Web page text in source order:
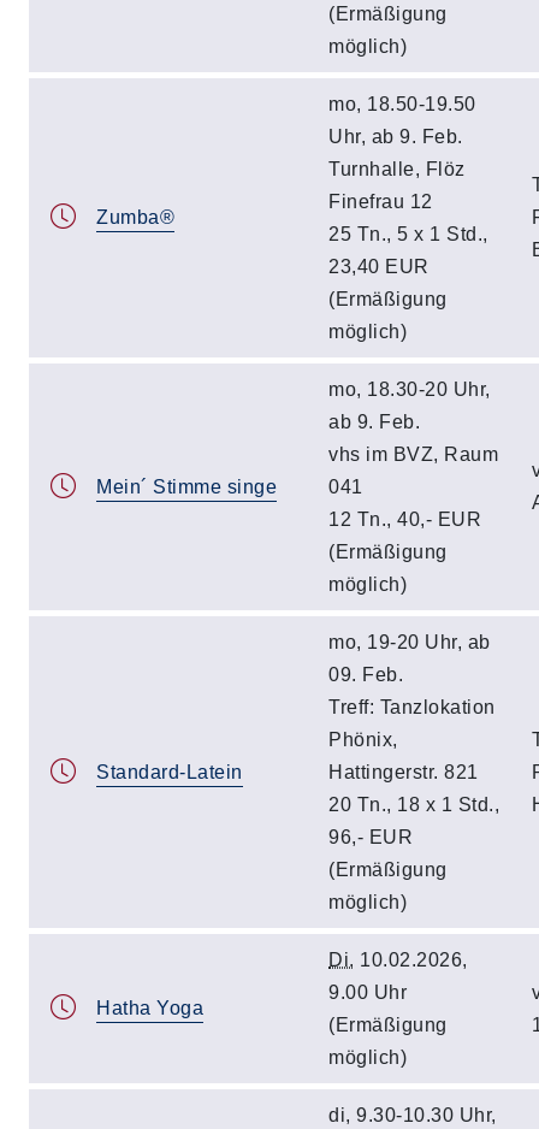
(Ermäßigung
möglich)
Zumba®
mo, 18.50-19.50
Uhr, ab 9. Feb.
Turnhalle, Flöz
Finefrau 12
25 Tn., 5 x 1 Std.,
23,40 EUR
(Ermäßigung
möglich)
Mein´ Stimme singe
mo, 18.30-20 Uhr,
ab 9. Feb.
vhs im BVZ, Raum
041
12 Tn., 40,- EUR
(Ermäßigung
möglich)
Standard-Latein
mo, 19-20 Uhr, ab
09. Feb.
Treff: Tanzlokation
Phönix,
Hattingerstr. 821
20 Tn., 18 x 1 Std.,
96,- EUR
(Ermäßigung
möglich)
Hatha Yoga
Di. 10.02.2026,
9.00 Uhr
(Ermäßigung
möglich)
di, 9.30-10.30 Uhr,